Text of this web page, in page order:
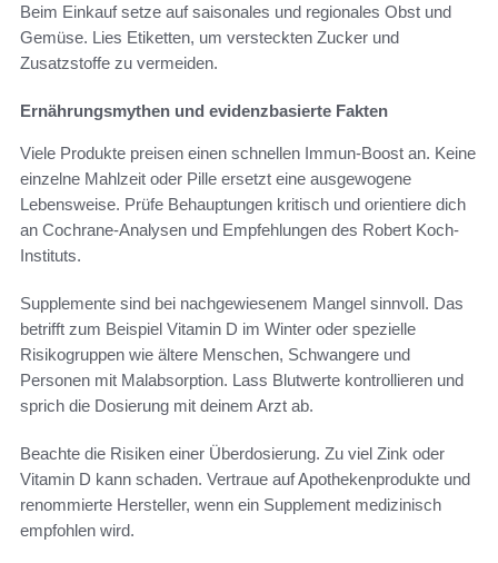
Beim Einkauf setze auf saisonales und regionales Obst und
Gemüse. Lies Etiketten, um versteckten Zucker und
Zusatzstoffe zu vermeiden.
Ernährungsmythen und evidenzbasierte Fakten
Viele Produkte preisen einen schnellen Immun-Boost an. Keine
einzelne Mahlzeit oder Pille ersetzt eine ausgewogene
Lebensweise. Prüfe Behauptungen kritisch und orientiere dich
an Cochrane-Analysen und Empfehlungen des Robert Koch-
Instituts.
Supplemente sind bei nachgewiesenem Mangel sinnvoll. Das
betrifft zum Beispiel Vitamin D im Winter oder spezielle
Risikogruppen wie ältere Menschen, Schwangere und
Personen mit Malabsorption. Lass Blutwerte kontrollieren und
sprich die Dosierung mit deinem Arzt ab.
Beachte die Risiken einer Überdosierung. Zu viel Zink oder
Vitamin D kann schaden. Vertraue auf Apothekenprodukte und
renommierte Hersteller, wenn ein Supplement medizinisch
empfohlen wird.